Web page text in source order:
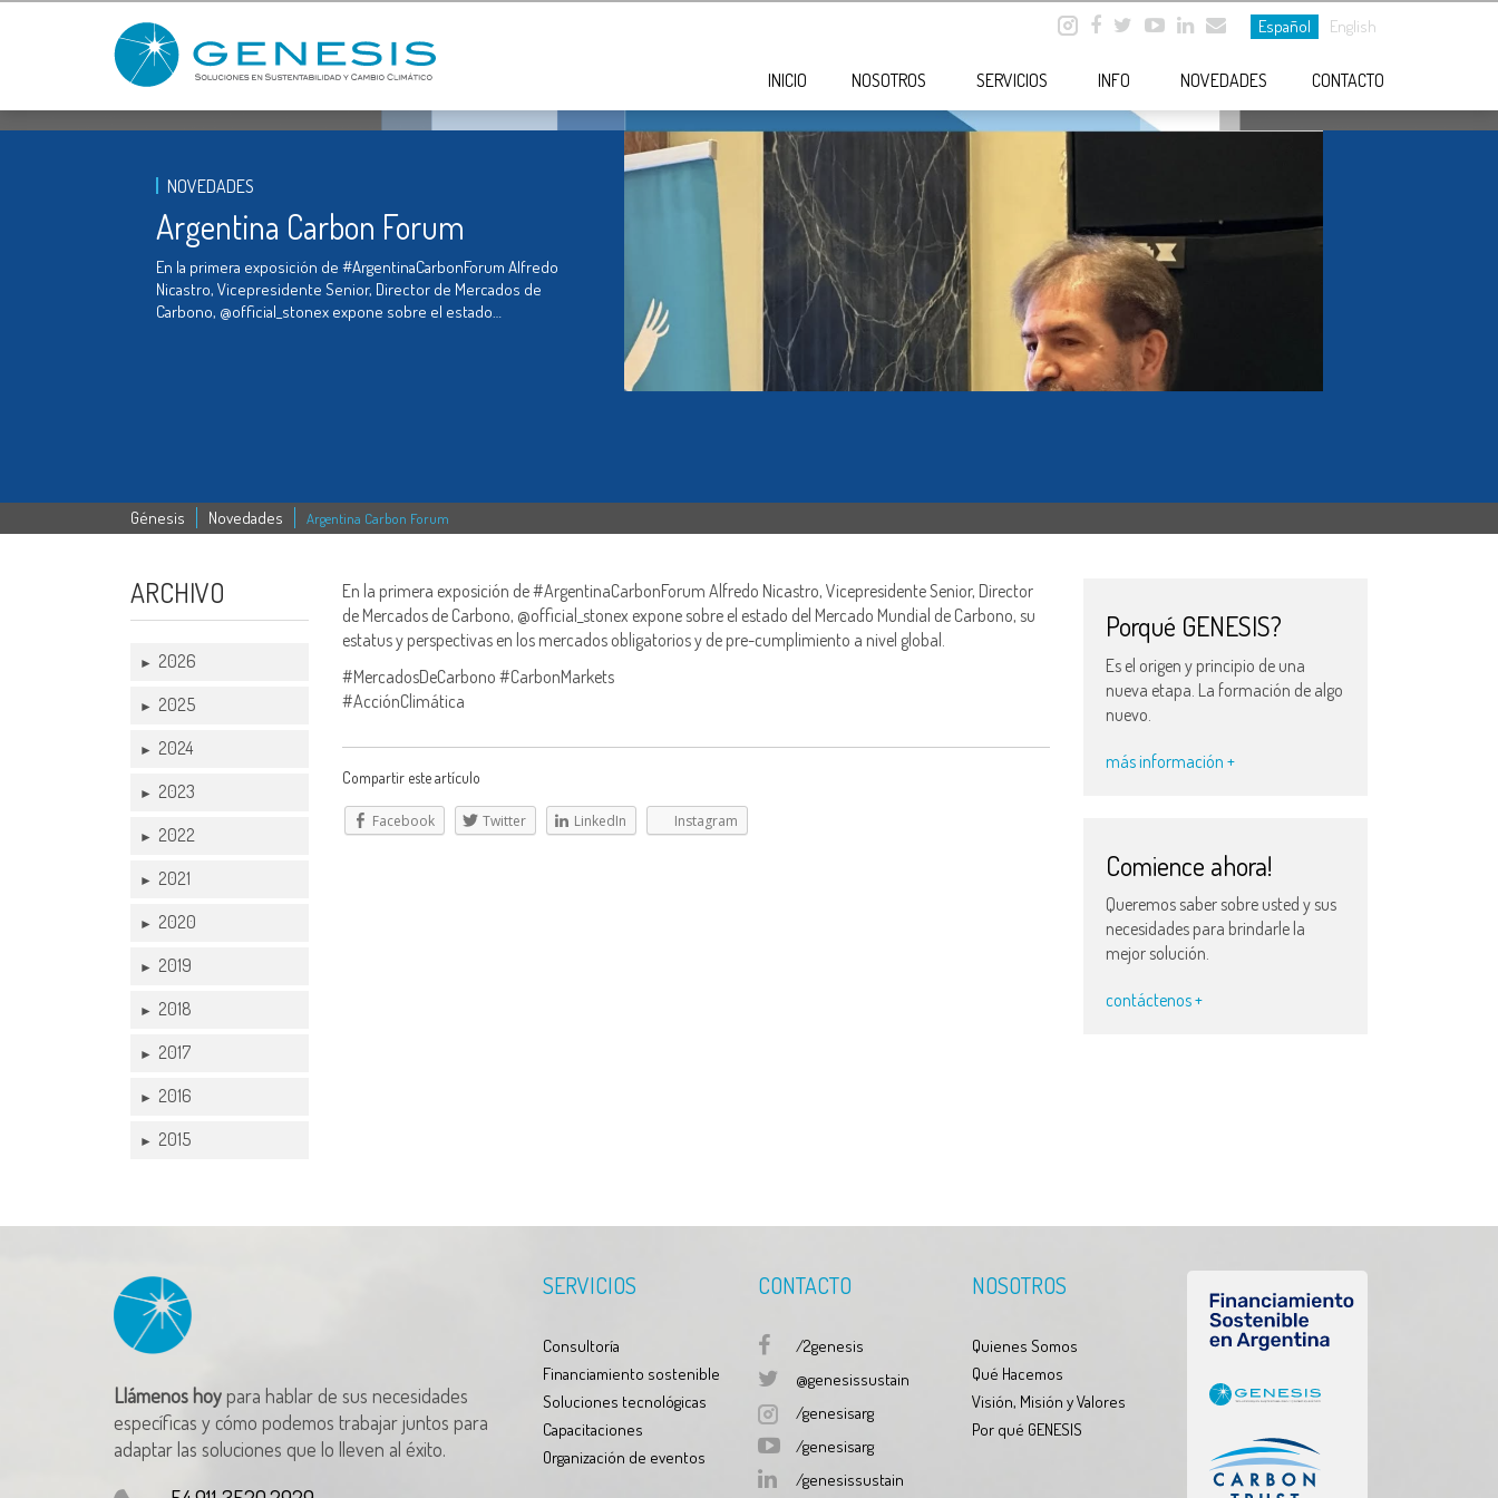
Español English
INICIO NOSOTROS SERVICIOS INFO NOVEDADES CONTACTO
NOVEDADES
Argentina Carbon Forum
En la primera exposición de #ArgentinaCarbonForum Alfredo
Nicastro, Vicepresidente Senior, Director de Mercados de
Carbono, @official_stonex expone sobre el estado…
Génesis Novedades Argentina Carbon Forum
ARCHIVO
► 2026
► 2025
► 2024
► 2023
► 2022
► 2021
► 2020
► 2019
► 2018
► 2017
► 2016
► 2015
En la primera exposición de #ArgentinaCarbonForum Alfredo Nicastro, Vicepresidente Senior, Director
de Mercados de Carbono, @official_stonex expone sobre el estado del Mercado Mundial de Carbono, su
estatus y perspectivas en los mercados obligatorios y de pre-cumplimiento a nivel global.
#MercadosDeCarbono #CarbonMarkets
#AcciónClimática
Compartir este artículo
Facebook Twitter LinkedIn Instagram
Porqué GENESIS?
Es el origen y principio de una
nueva etapa. La formación de algo
nuevo.
más información +
Comience ahora!
Queremos saber sobre usted y sus
necesidades para brindarle la
mejor solución.
contáctenos +
Llámenos hoypara hablar de sus necesidades
específicas y cómo podemos trabajar juntos para
adaptar las soluciones que lo lleven al éxito.
SERVICIOS
Consultoría
Financiamiento sostenible
Soluciones tecnológicas
Capacitaciones
Organización de eventos
CONTACTO
/2genesis
@genesissustain
/genesisarg
/genesisarg
/genesissustain
NOSOTROS
Quienes Somos
Qué Hacemos
Visión, Misión y Valores
Por qué GENESIS